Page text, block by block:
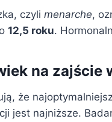
czyli menarche,
12,5 roku.
na zajście
że
jest najniższe.